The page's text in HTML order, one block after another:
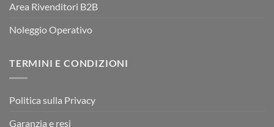
Area Rivenditori B2B
Noleggio Operativo
TERMINI E CONDIZIONI
Politica sulla Privacy
Garanzia e resi